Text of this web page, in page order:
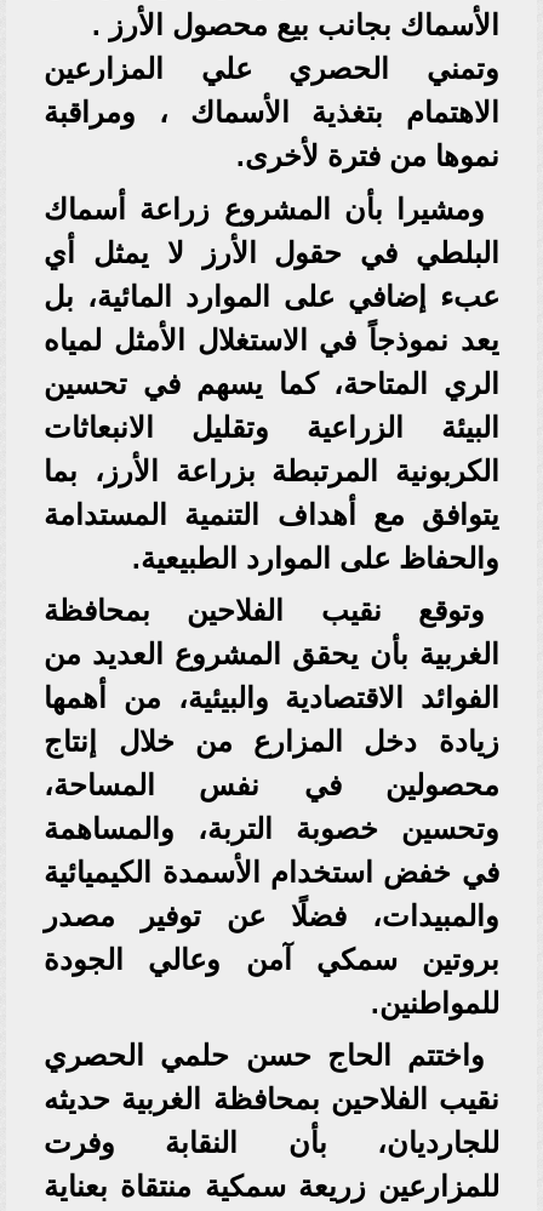
الأسماك بجانب بيع محصول الأرز .
وتمني الحصري علي المزارعين
الاهتمام بتغذية الأسماك ، ومراقبة
نموها من فترة لأخرى.
ومشيرا بأن المشروع زراعة أسماك
البلطي في حقول الأرز لا يمثل أي
عبء إضافي على الموارد المائية، بل
يعد نموذجاً في الاستغلال الأمثل لمياه
الري المتاحة، كما يسهم في تحسين
البيئة الزراعية وتقليل الانبعاثات
الكربونية المرتبطة بزراعة الأرز، بما
يتوافق مع أهداف التنمية المستدامة
والحفاظ على الموارد الطبيعية.
وتوقع نقيب الفلاحين بمحافظة
الغربية بأن يحقق المشروع العديد من
الفوائد الاقتصادية والبيئية، من أهمها
زيادة دخل المزارع من خلال إنتاج
محصولين في نفس المساحة،
وتحسين خصوبة التربة، والمساهمة
في خفض استخدام الأسمدة الكيميائية
والمبيدات، فضلًا عن توفير مصدر
بروتين سمكي آمن وعالي الجودة
للمواطنين.
واختتم الحاج حسن حلمي الحصري
نقيب الفلاحين بمحافظة الغربية حديثه
للجارديان، بأن النقابة وفرت
للمزارعين زريعة سمكية منتقاة بعناية